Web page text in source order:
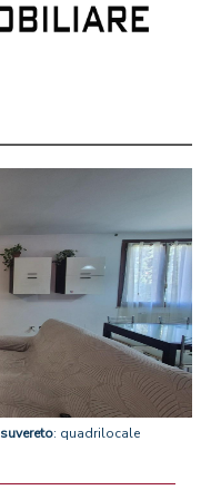
suvereto: quadrilocale